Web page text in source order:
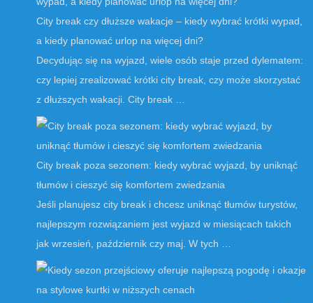
City break czy dłuższe wakacje – kiedy wybrać krótki wypad,
a kiedy planować urlop na więcej dni?
Decydując się na wyjazd, wiele osób staje przed dylematem:
czy lepiej zrealizować krótki city break, czy może skorzystać
z dłuższych wakacji. City break …
City break poza sezonem: kiedy wybrać wyjazd, by uniknąć
tłumów i cieszyć się komfortem zwiedzania
Jeśli planujesz city break i chcesz uniknąć tłumów turystów,
najlepszym rozwiązaniem jest wyjazd w miesiącach takich
jak wrzesień, październik czy maj. W tych …